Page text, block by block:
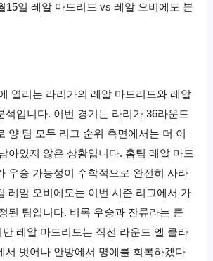
15일 레알 마드리드 vs 레알 오비에도 분
열리는 라리가의 레알 마드리드와 레알
석입니다. 이번 경기는 라리가 36라운드
양 팀 모두 리그 순위 측면에서는 더 이
아있지 않은 상황입니다. 홈팀 레알 마드
우승 가능성이 수학적으로 완전히 사라
레알 오비에도는 이번 시즌 리그에서 가
된 팀입니다. 비록 우승과 잔류라는 큰
레알 마드리드는 직전 라운드 엘 클라
서 벗어나 안방에서 명예를 회복하겠다